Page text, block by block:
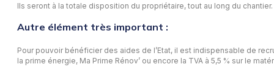
Ils seront à la totale disposition du propriétaire, tout au long du chantier.
Autre élément très important :
Pour pouvoir bénéficier des aides de l’Etat, il est indispensable de
la prime énergie, Ma Prime Rénov’ ou encore la TVA à 5,5 % sur le